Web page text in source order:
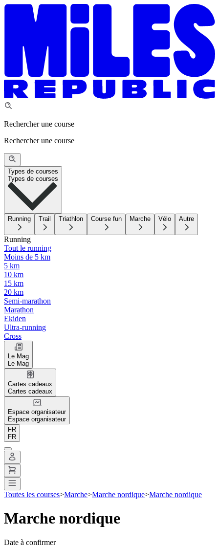
Rechercher une course
Rechercher une course
Types de courses
Types de courses
Running Trail Triathlon Course fun Marche Vélo Autre
Running
Tout le running
Moins de 5 km
5 km
10 km
15 km
20 km
Semi-marathon
Marathon
Ekiden
Ultra-running
Cross
Le Mag
Le Mag
Cartes cadeaux
Cartes cadeaux
Espace organisateur
Espace organisateur
FR
FR
Toutes les courses>Marche>Marche nordique>Marche nordique
Marche nordique
Date à confirmer